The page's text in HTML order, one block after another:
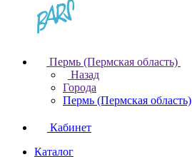
Пермь (Пермская область)
Назад
Города
Пермь (Пермская область)
Кабинет
Каталог